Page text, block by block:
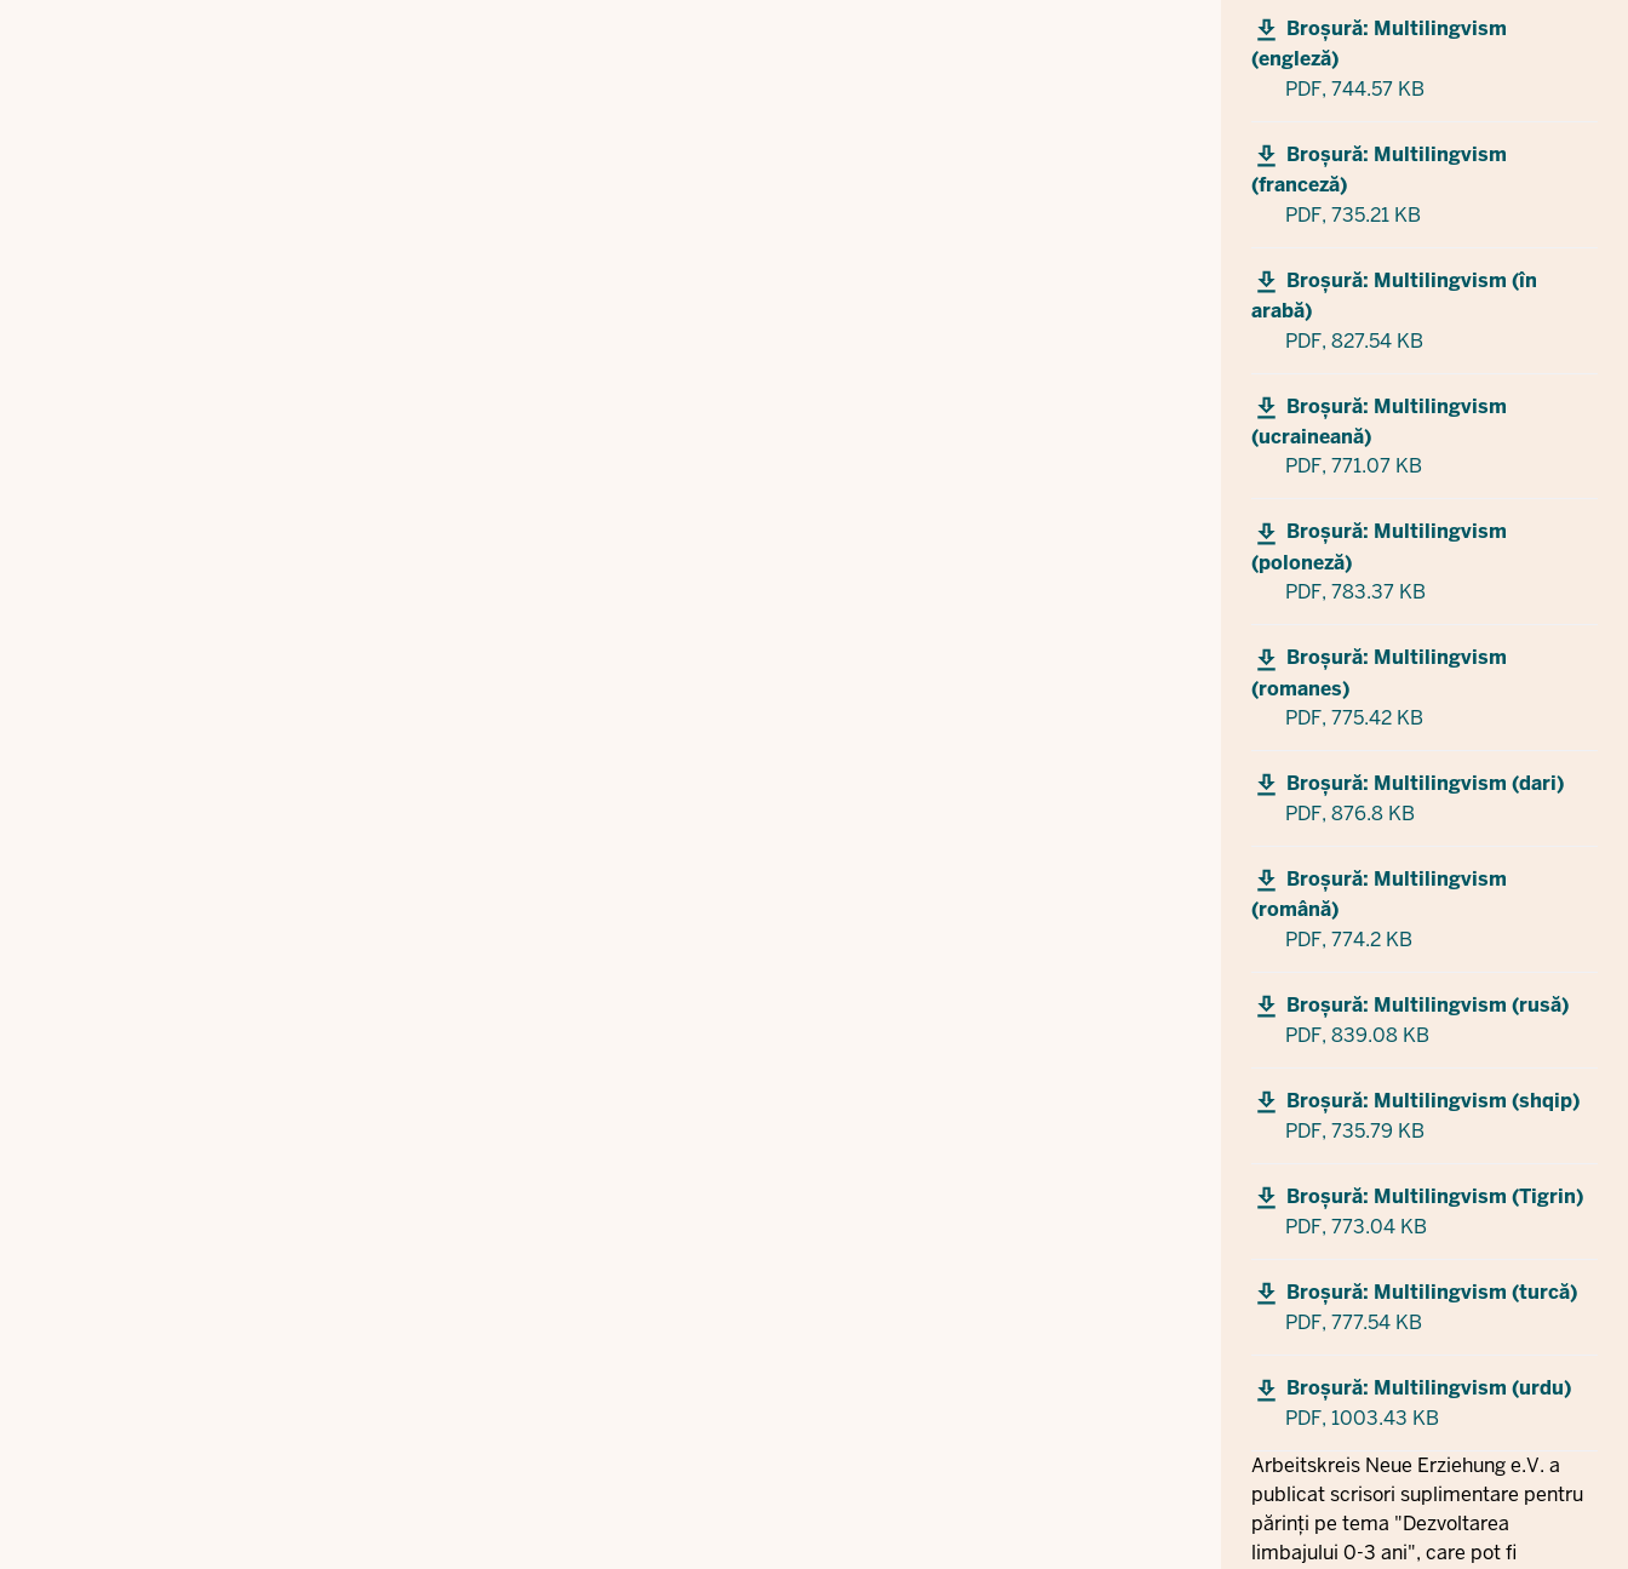
Broșură: Multilingvism
(engleză)
PDF, 744.57 KB
Broșură: Multilingvism
(franceză)
PDF, 735.21 KB
Broșură: Multilingvism (în
arabă)
PDF, 827.54 KB
Broșură: Multilingvism
(ucraineană)
PDF, 771.07 KB
Broșură: Multilingvism
(poloneză)
PDF, 783.37 KB
Broșură: Multilingvism
(romanes)
PDF, 775.42 KB
Broșură: Multilingvism (dari)
PDF, 876.8 KB
Broșură: Multilingvism
(română)
PDF, 774.2 KB
Broșură: Multilingvism (rusă)
PDF, 839.08 KB
Broșură: Multilingvism (shqip)
PDF, 735.79 KB
Broșură: Multilingvism (Tigrin)
PDF, 773.04 KB
Broșură: Multilingvism (turcă)
PDF, 777.54 KB
Broșură: Multilingvism (urdu)
PDF, 1003.43 KB
Arbeitskreis Neue Erziehung e.V. a
publicat scrisori suplimentare pentru
părinți pe tema "Dezvoltarea
limbajului 0-3 ani", care pot fi